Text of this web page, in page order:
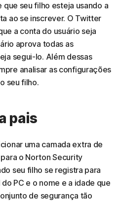
seu filho esteja usando a
ao se inscrever. O Twitter
a conta do usuário seja
aprova todas as
segui-lo. Além dessas
analisar as configurações
seu filho.
pais
uma camada extra de
o Norton Security
seu filho se registra para
PC e o nome e a idade que
de segurança tão